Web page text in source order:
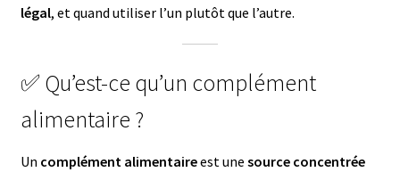
légal, et quand utiliser l’un plutôt que l’autre.
✅ Qu’est-ce qu’un complément
alimentaire ?
Un complément alimentaireest une source concentrée